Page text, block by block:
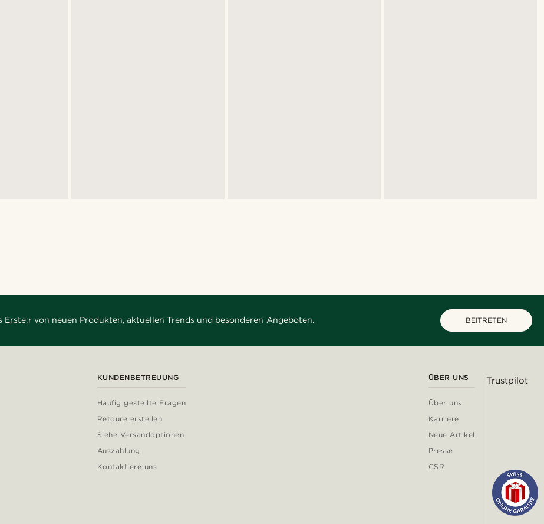
Erste:r von neuen Produkten, aktuellen Trends und besonderen Angeboten. BEITRETEN
KUNDENBETREUUNG
Häufig gestellte Fragen
Retoure erstellen
Siehe Versandoptionen
Auszahlung
Kontaktiere uns
ÜBER UNS
Über uns
Karriere
Neue Artikel
Presse
CSR
Trustpilot